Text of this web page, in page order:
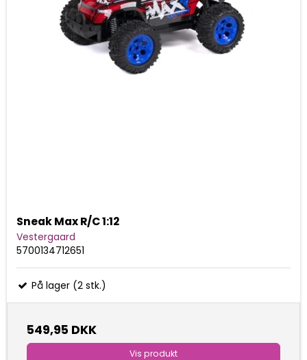
Sneak Max R/C 1:12
Vestergaard
5700134712651
På lager (2 stk.)
549,95 DKK
Vis produkt